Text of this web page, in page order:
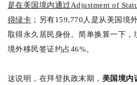
是在美国境内通过Adjustment of
得绿卡 ；另有159,770人是从美国境
取得永久居民身份。简单换算一下，
境外移民签证约占46%。
这说明，在拜登执政末期， 美国境内